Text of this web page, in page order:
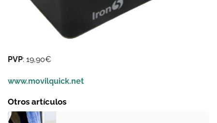
PVP: 19,90€
www.movilquick.net
Otros artículos